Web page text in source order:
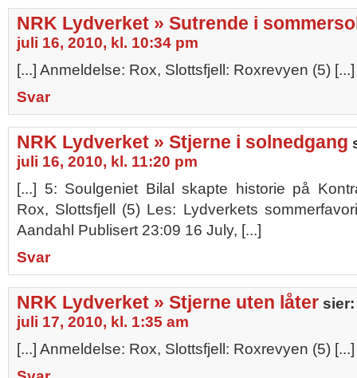
NRK Lydverket » Sutrende i
juli 16, 2010, kl. 10:34 pm
[...] Anmeldelse: Rox, Slottsfjell: Roxrevyen (5) [...]
Svar
NRK Lydverket » Stjerne i solnedgang
juli 16, 2010, kl. 11:20 pm
[...] 5: Soulgeniet Bilal skapte historie på
Rox, Slottsfjell (5) Les: Lydverkets
Aandahl Publisert 23:09 16 July, [...]
Svar
NRK Lydverket » Stjerne uten låter sier:
juli 17, 2010, kl. 1:35 am
[...] Anmeldelse: Rox, Slottsfjell: Roxrevyen (5) [...]